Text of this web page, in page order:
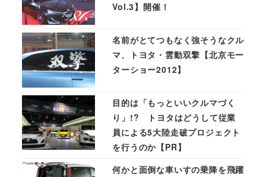
Vol.3】開催！
名前がとてつもなく強そうなクル
マ、トヨタ・雲動双擎【北京モー
ターショー2012】
目的は「もっといいクルマづく
り」!? トヨタはどうして従業
員による5大陸走破プロジェクト
を行うのか【PR】
何かと面倒な車いすの乗降を飛躍